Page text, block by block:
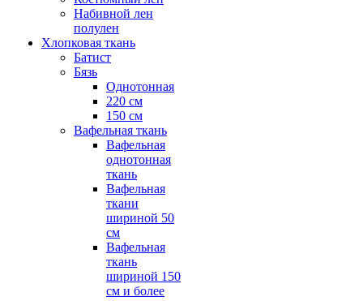
Набивной лен
полулен
Хлопковая ткань
Батист
Бязь
Однотонная
220 см
150 см
Вафельная ткань
Вафельная
однотонная
ткань
Вафельная
ткани
шириной 50
см
Вафельная
ткань
шириной 150
см и более